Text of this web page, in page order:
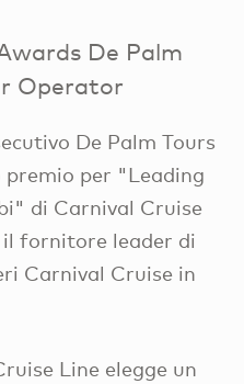
De Palm
Operator
De Palm Tours
per "Leading
di Carnival Cruise
il fornitore leader di
Carnival Cruise in
Line elegge un